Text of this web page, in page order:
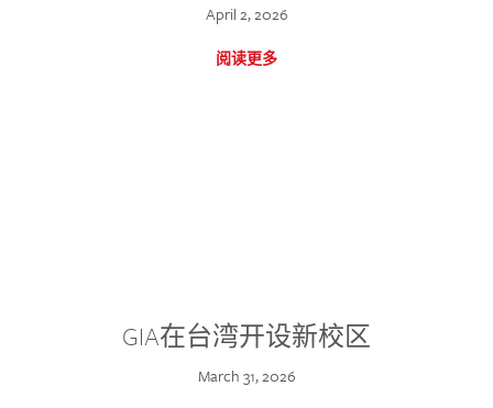
April 2, 2026
阅读更多
GIA在台湾开设新校区
March 31, 2026